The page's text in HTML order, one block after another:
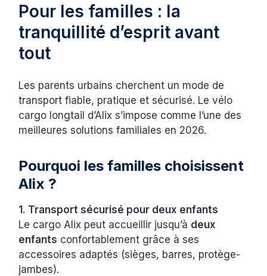
Pour les familles : la
tranquillité d’esprit avant
tout
Les parents urbains cherchent un mode de
transport fiable, pratique et sécurisé. Le vélo
cargo longtail d’Alix s’impose comme l’une des
meilleures solutions familiales en 2026.
Pourquoi les familles choisissent
Alix ?
1. Transport sécurisé pour deux enfants
Le cargo Alix peut accueillir jusqu’à deux
enfants confortablement grâce à ses
accessoires adaptés (sièges, barres, protège-
jambes).